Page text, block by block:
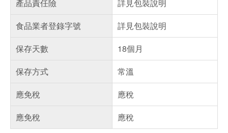
產品責任險
詳見包裝說明
食品業者登錄字號
詳見包裝說明
保存天數
18個月
保存方式
常溫
應免稅
應稅
應免稅
應稅